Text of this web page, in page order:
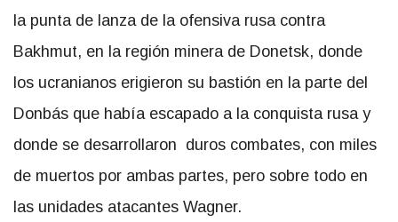
la punta de lanza de la ofensiva rusa contra
Bakhmut, en la región minera de Donetsk, donde
los ucranianos erigieron su bastión en la parte del
Donbás que había escapado a la conquista rusa y
donde se desarrollaron duros combates, con miles
de muertos por ambas partes, pero sobre todo en
las unidades atacantes Wagner.